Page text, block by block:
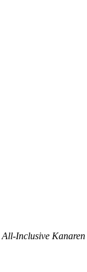
All-Inclusive Kanaren